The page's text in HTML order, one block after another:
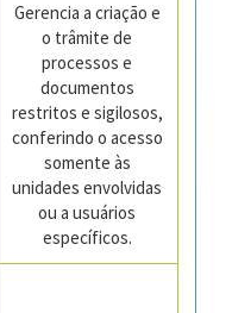
Gerencia a criação e
o trâmite de
processos e
documentos
restritos e sigilosos,
conferindo o acesso
somente às
unidades envolvidas
ou a usuários
específicos.